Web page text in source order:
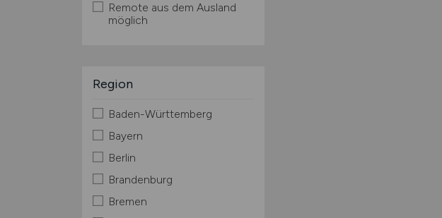
Remote aus dem Ausland
möglich
Region
Baden-Württemberg
Bayern
Berlin
Brandenburg
Bremen